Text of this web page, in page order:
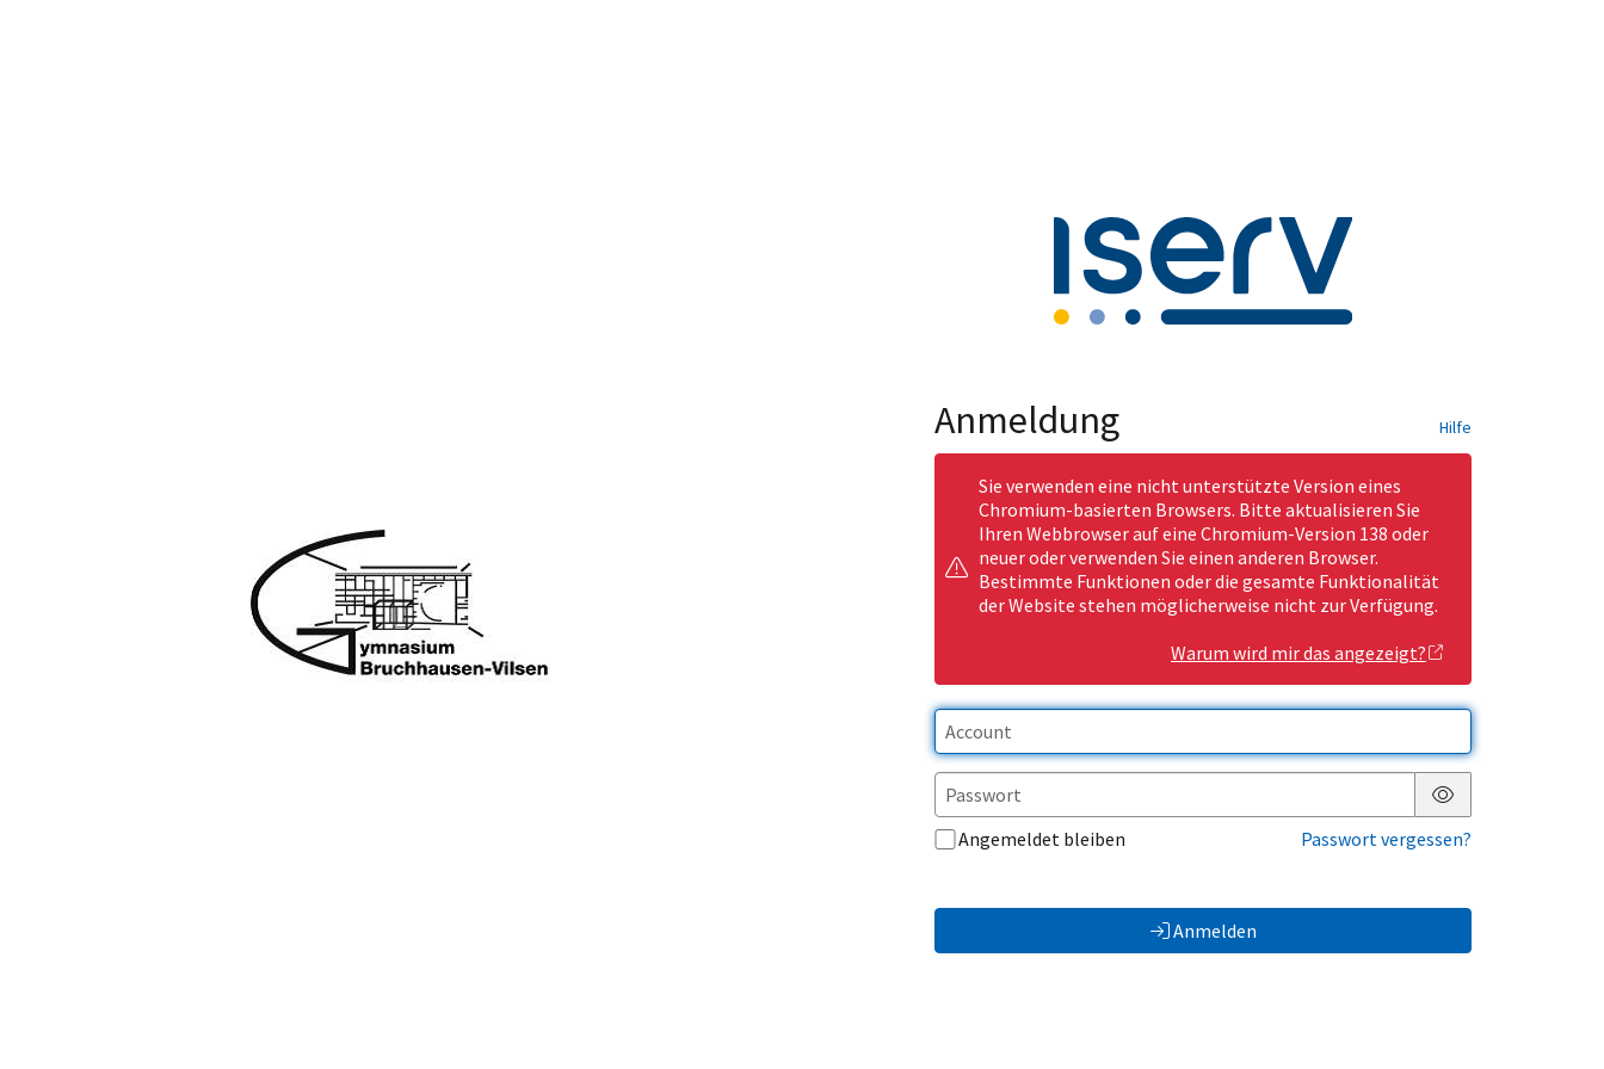
Anmeldung Hilfe
Sie verwenden eine nicht unterstützte Version eines
Chromium-basierten Browsers. Bitte aktualisieren Sie
Ihren Webbrowser auf eine Chromium-Version 138 oder
neuer oder verwenden Sie einen anderen Browser.
Bestimmte Funktionen oder die gesamte Funktionalität
der Website stehen möglicherweise nicht zur Verfügung.
Warum wird mir das angezeigt?
Passwort anzeigen
Angemeldet bleiben
Passwort vergessen?
Anmelden